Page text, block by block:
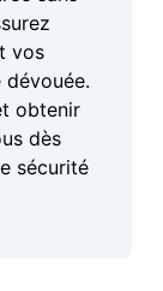
vos
obtenir
dès
sécurité